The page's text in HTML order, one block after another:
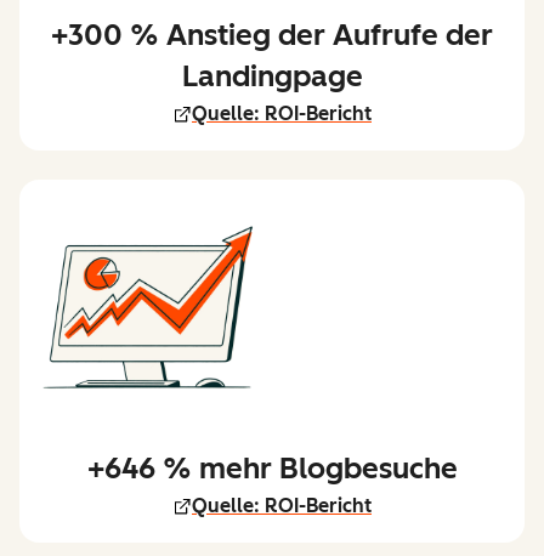
+300 % Anstieg der Aufrufe der
Landingpage
Quelle: ROI-Bericht
+646 % mehr Blogbesuche
Quelle: ROI-Bericht